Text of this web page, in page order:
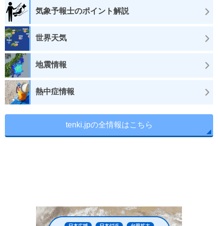
気象予報士のポイント解説
世界天気
地震情報
熱中症情報
tenki.jpの全情報はこちら